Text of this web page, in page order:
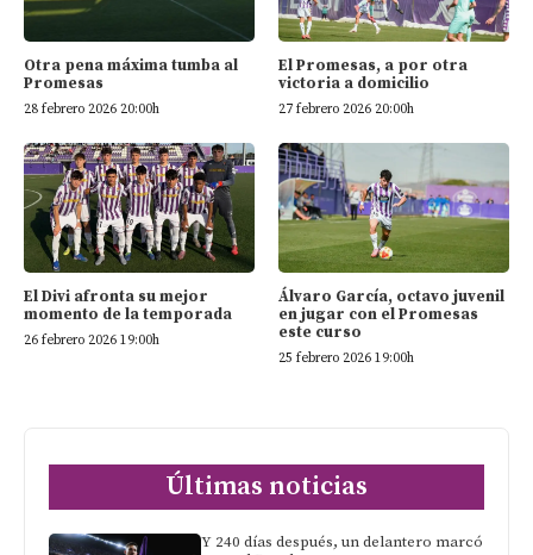
Otra pena máxima tumba al
Promesas
28 febrero 2026 20:00h
El Promesas, a por otra
victoria a domicilio
27 febrero 2026 20:00h
El Divi afronta su mejor
momento de la temporada
26 febrero 2026 19:00h
Álvaro García, octavo juvenil
en jugar con el Promesas
este curso
25 febrero 2026 19:00h
Últimas noticias
Y 240 días después, un delantero marcó